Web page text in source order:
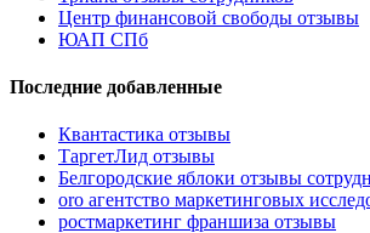
Центр финансовой свободы отзывы
ЮАП СПб
Последние добавленные
Квантастика отзывы
ТаргетЛид отзывы
Белгородские яблоки отзывы
oro агентство маркетинговых
ростмаркетинг франшиза отзывы